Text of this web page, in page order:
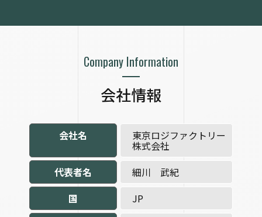
Company Information
会社情報
会社名 東京ロジファクトリー
株式会社
代表者名
細川 武紀
国
JP